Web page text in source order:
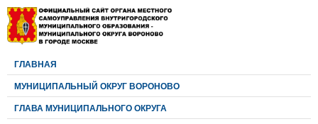
ГЛАВНАЯ
МУНИЦИПАЛЬНЫЙ ОКРУГ ВОРОНОВО
ГЛАВА МУНИЦИПАЛЬНОГО ОКРУГА